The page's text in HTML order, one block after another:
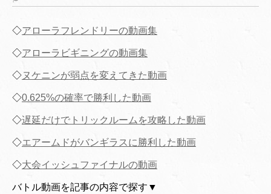
◇アローラフレンドリーの動画集
◇アローラビギニングの動画集
◇ヌケニンが弱点を変えてきた動画
◇0.625%の確率で勝利した動画
◇遅延だけでトリックルームを攻略した動画
◇エアームドがバンギラスに勝利した動画
◇大会イッシュファイナルの動画
バトル動画を記事の内容で探す▼